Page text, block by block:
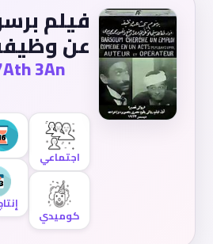
فيلم
عن
3An
اجتماعي
كوميدي
إنتاج